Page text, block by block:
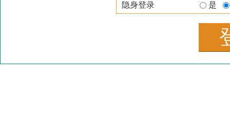
隐身登录
是